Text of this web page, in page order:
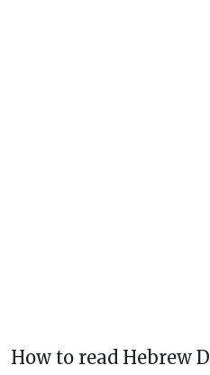
How to read Hebrew